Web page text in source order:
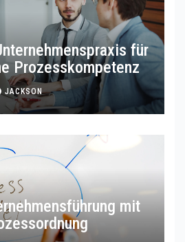
für
Prozesskompetenz
JACKSON
mit